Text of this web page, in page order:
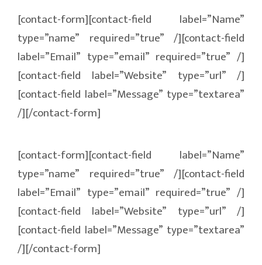
[contact-form][contact-field label=”Name”
type=”name” required=”true” /][contact-field
label=”Email” type=”email” required=”true” /]
[contact-field label=”Website” type=”url” /]
[contact-field label=”Message” type=”textarea”
/][/contact-form]
[contact-form][contact-field label=”Name”
type=”name” required=”true” /][contact-field
label=”Email” type=”email” required=”true” /]
[contact-field label=”Website” type=”url” /]
[contact-field label=”Message” type=”textarea”
/][/contact-form]